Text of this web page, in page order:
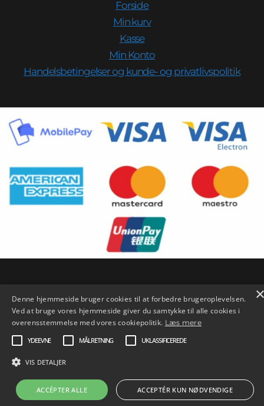
Forside
Min kurv
Kasse
Min Konto
Handelsbetingelser og kunde- og privatlivspolitik
Copyright © 2026 SySL |
Denne hjemmeside bruger cookies til at forbedre brugeroplevelsen.
Ved at bruge vores hjemmeside giver du samtykke til alle cookies i
overensstemmelse med vores cookiepolitik. Læs mere
YDEEVNE
MÅLRETNING UKLASSIFICEREDE
VIS DETALJER
ACCÉPTER ALLE ACCEPTÉR KUN NØDVENDIGE